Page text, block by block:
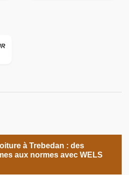
à Trebedan : des
aux normes avec WELS